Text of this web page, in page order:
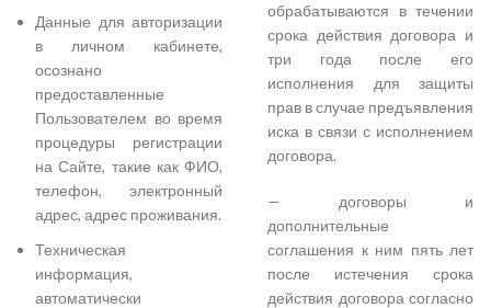
Данные для авторизации
в личном кабинете,
осознано
предоставленные
Пользователем во время
процедуры регистрации
на Сайте, такие как ФИО,
телефон, электронный
адрес, адрес проживания.
Техническая
информация,
автоматически
обрабатываются в течении
срока действия договора и
три года после его
исполнения для защиты
прав в случае предъявления
иска в связи с исполнением
договора.
— договоры и
дополнительные
соглашения к ним пять лет
после истечения срока
действия договора согласно